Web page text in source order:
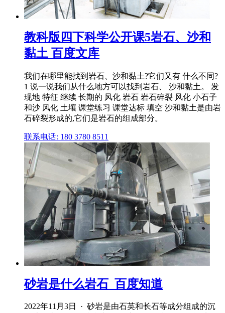
教科版四下科学公开课5岩石、沙和
黏土 百度文库
我们在哪里能找到岩石、沙和黏土?它们又有 什么不同?
1 说一说我们从什么地方可以找到岩石、 沙和黏土。 发
现地 特征 继续 长期的 风化 岩石 岩石碎裂 风化 小石子
和沙 风化 土壤 课堂练习 课堂达标 填空 沙和黏土是由岩
石碎裂形成的,它们是岩石的组成部分。
联系电话: 180 3780 8511
砂岩是什么岩石_百度知道
2022年11月3日 · 砂岩是由石英和长石等成分组成的沉